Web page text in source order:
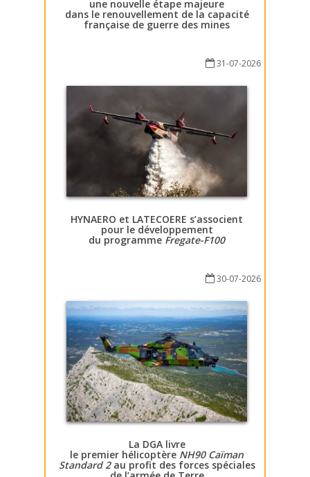
une nouvelle étape majeure
dans le renouvellement de la capacité
française de guerre des mines
31-07-2026
HYNAERO et LATECOERE s’associent
pour le développement
du programme Fregate-F100
30-07-2026
La DGA livre
le premier hélicoptère NH90 Caïman
Standard 2au profit des forces spéciales